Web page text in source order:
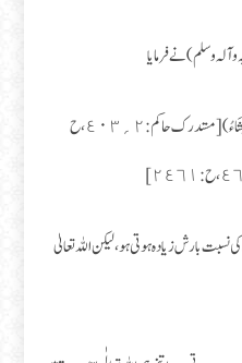
وآلہ وسلم) نے فرمایا
( مَا مِنْ عَامٍ أَمْطَرَ مِنْ عَامٍ وَلٰکِنَّ اللّٰہَ یُصَرِّفُہُ حَیْثُ یَشَاءُ) [ مستدرک حاکم : ٢؍٤٠٣، ح
بارش زیادہ ہوتی ہو، لیکن اللہ تعالیٰ